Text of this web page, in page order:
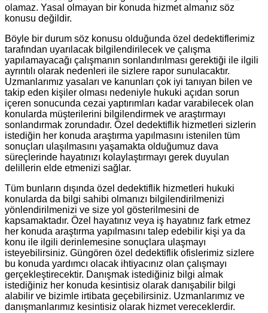
olamaz. Yasal olmayan bir konuda hizmet almanız söz
konusu değildir.
Böyle bir durum söz konusu olduğunda özel dedektiflerimiz
tarafından uyarılacak bilgilendirilecek ve çalışma
yapılamayacağı çalışmanın sonlandırılması gerektiği ile ilgili
ayrıntılı olarak nedenleri ile sizlere rapor sunulacaktır.
Uzmanlarımız yasaları ve kanunları çok iyi tanıyan bilen ve
takip eden kişiler olması nedeniyle hukuki açıdan sorun
içeren sonucunda cezai yaptırımları kadar varabilecek olan
konularda müşterilerini bilgilendirmek ve araştırmayı
sonlandırmak zorundadır. Özel dedektiflik hizmetleri sizlerin
istediğin her konuda araştırma yapılmasını istenilen tüm
sonuçları ulaşılmasını yaşamakta olduğumuz dava
süreçlerinde hayatınızı kolaylaştırmayı gerek duyulan
delillerin elde etmenizi sağlar.
Tüm bunların dışında özel dedektiflik hizmetleri hukuki
konularda da bilgi sahibi olmanızı bilgilendirilmenizi
yönlendirilmenizi ve size yol gösterilmesini de
kapsamaktadır. Özel hayatınız veya iş hayatınız fark etmez
her konuda araştırma yapılmasını talep edebilir kişi ya da
konu ile ilgili derinlemesine sonuçlara ulaşmayı
isteyebilirsiniz. Güngören özel dedektiflik ofislerimiz sizlere
bu konuda yardımcı olacak ihtiyacınız olan çalışmayı
gerçekleştirecektir. Danışmak istediğiniz bilgi almak
istediğiniz her konuda kesintisiz olarak danışabilir bilgi
alabilir ve bizimle irtibata geçebilirsiniz. Uzmanlarımız ve
danışmanlarımız kesintisiz olarak hizmet vereceklerdir.